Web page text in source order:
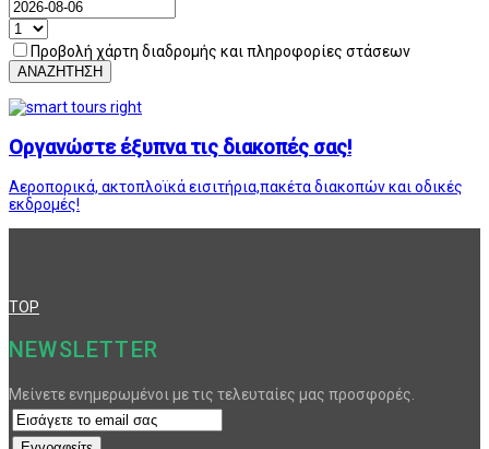
Προβολή χάρτη διαδρομής και πληροφορίες στάσεων
ΑΝΑΖΗΤΗΣΗ
Οργανώστε έξυπνα τις διακοπές σας!
Αεροπορικά, ακτοπλοϊκά εισιτήρια,πακέτα διακοπών και οδικές
εκδρομές!
TOP
NEWSLETTER
Μείνετε ενημερωμένοι με τις τελευταίες μας προσφορές.